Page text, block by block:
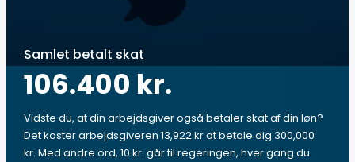
Samlet betalt skat
106.400 kr.
Vidste du, at din arbejdsgiver også betaler skat af din løn?
Det koster arbejdsgiveren 13,922 kr at betale dig 300,000
kr. Med andre ord, 10 kr. går til regeringen, hver gang du